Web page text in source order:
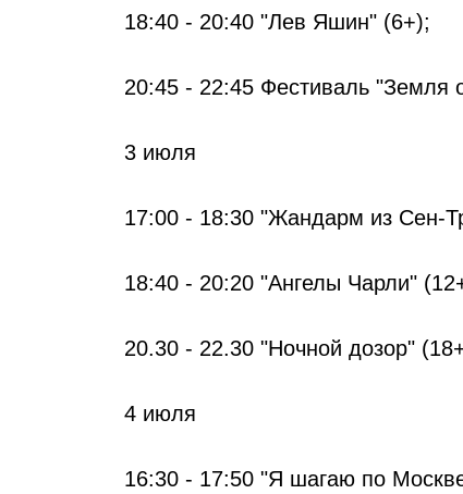
18:40 - 20:40 "Лев Яшин" (6+);
20:45 - 22:45 Фестиваль "Земля
3 июля
17:00 - 18:30 "Жандарм из Сен-
18:40 - 20:20 "Ангелы Чарли"
20.30 - 22.30 "Ночной дозор"
4 июля
16:30 - 17:50 "Я шагаю по